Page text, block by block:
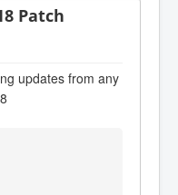
Patch
updates from any